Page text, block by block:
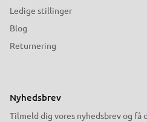
Ledige stillinger
Blog
Returnering
Nyhedsbrev
Tilmeld dig vores nyhedsbrev og få